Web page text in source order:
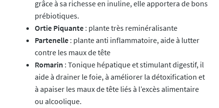
grâce à sa richesse en inuline, elle apportera de bons
prébiotiques.
Ortie Piquante: plante très reminéralisante
Partenelle: plante anti inflammatoire, aide à lutter
contre les maux de tête
Romarin : Tonique hépatique et stimulant digestif, il
aide à drainer le foie, à améliorer la détoxification et
à apaiser les maux de tête liés à l’excès alimentaire
ou alcoolique.